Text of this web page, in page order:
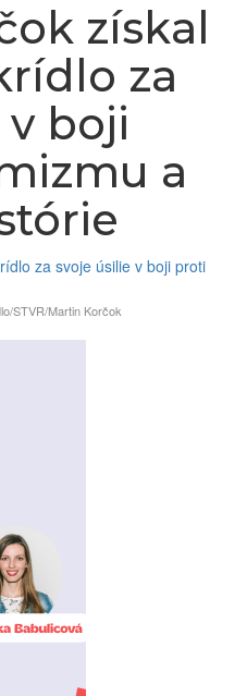
získal
za
v boji
a
STVR/Martin Korčok